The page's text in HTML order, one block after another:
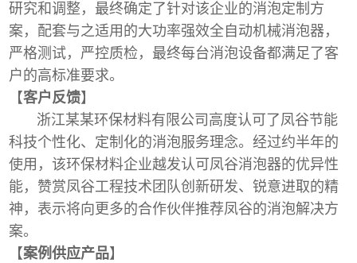
研究和调整，最终确定了针对该企业的消泡定制方
案，配套与之适用的大功率强效全自动机械消泡器，
严格测试，严控质检，最终每台消泡设备都满足了客
户的高标准要求。
【客户反馈】
浙江某某环保材料有限公司高度认可了凤谷节能
科技个性化、定制化的消泡服务理念。经过约半年的
使用，该环保材料企业越发认可凤谷消泡器的优异性
能，赞赏凤谷工程技术团队创新研发、锐意进取的精
神，表示将向更多的合作伙伴推荐凤谷的消泡解决方
案。
【案例供应产品】